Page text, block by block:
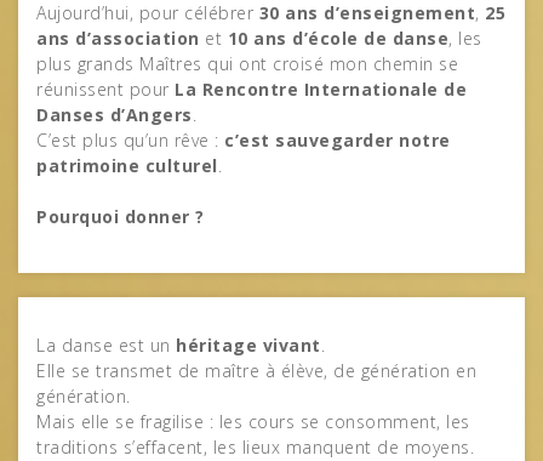
Aujourd’hui, pour célébrer 30 ans d’enseignement, 25
ans d’association et 10 ans d’école de danse, les
plus grands Maîtres qui ont croisé mon chemin se
réunissent pour La Rencontre Internationale de
Danses d’Angers.
C’est plus qu’un rêve : c’est sauvegarder notre
patrimoine culturel.
Pourquoi donner ?
La danse est un héritage vivant.
Elle se transmet de maître à élève, de génération en
génération.
Mais elle se fragilise : les cours se consomment, les
traditions s’effacent, les lieux manquent de moyens.